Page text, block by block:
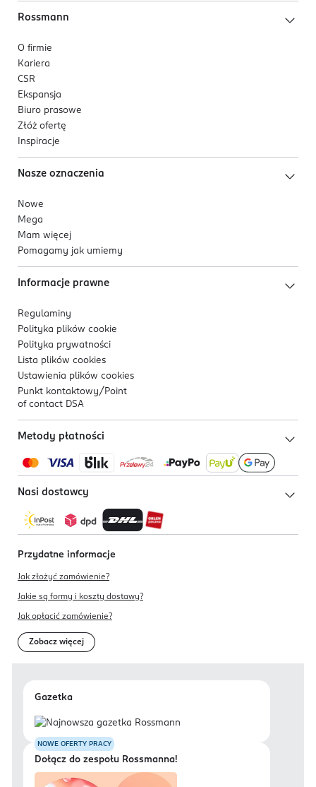
Rossmann
O firmie
Kariera
CSR
Ekspansja
Biuro prasowe
Złóż ofertę
Inspiracje
Nasze oznaczenia
Nowe
Mega
Mam więcej
Pomagamy jak umiemy
Informacje prawne
Regulaminy
Polityka plików cookie
Polityka prywatności
Lista plików cookies
Ustawienia plików cookies
Punkt kontaktowy/ Point
of contact DSA
Metody płatności
Nasi dostawcy
Przydatne informacje
Jak złożyć zamówienie?
Jakie są formy i koszty dostawy?
Jak opłacić zamówienie?
Zobacz więcej
Gazetka
NOWE OFERTY PRACY
Dołącz do zespołu Rossmanna!